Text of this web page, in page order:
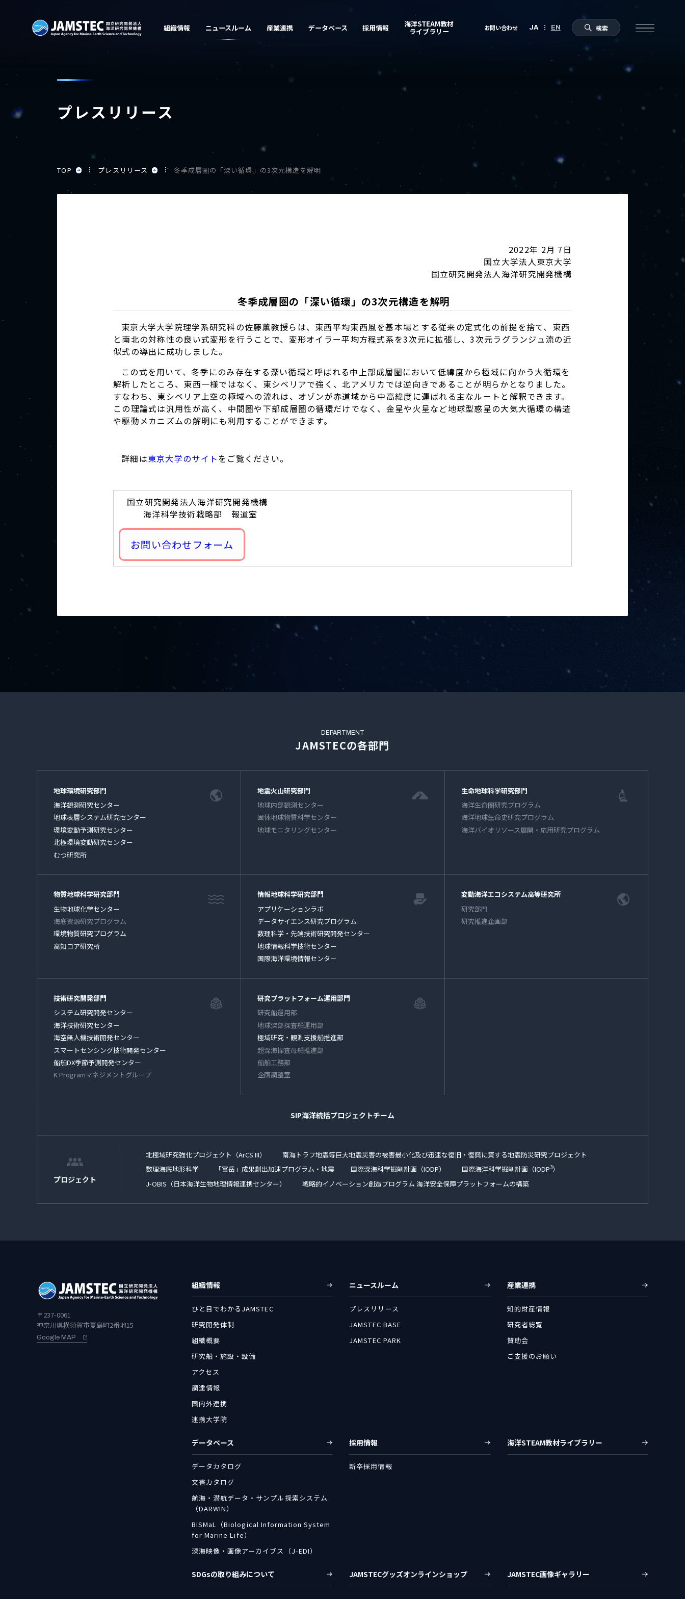
プレスリリース
TOP プレスリリース 冬季成層圏の「深い循環」の3次元構造を解明
2022年 2月 7日
国立大学法人東京大学
国立研究開発法人海洋研究開発機構
冬季成層圏の「深い循環」の3次元構造を解明
東京大学大学院理学系研究科の佐藤薫教授らは、東西平均東西風を基本場とする従来の定式化の前提を捨て、東西
と南北の対称性の良い式変形を行うことで、変形オイラー平均方程式系を3次元に拡張し、3次元ラグランジュ流の近
似式の導出に成功しました。
この式を用いて、冬季にのみ存在する深い循環と呼ばれる中上部成層圏において低緯度から極域に向かう大循環を
解析したところ、東西一様ではなく、東シベリアで強く、北アメリカでは逆向きであることが明らかとなりました。
すなわち、東シベリア上空の極域への流れは、オゾンが赤道域から中高緯度に運ばれる主なルートと解釈できます。
この理論式は汎用性が高く、中間圏や下部成層圏の循環だけでなく、金星や火星など地球型惑星の大気大循環の構造
や駆動メカニズムの解明にも利用することができます。
詳細は東京大学のサイトをご覧ください。
国立研究開発法人海洋研究開発機構
海洋科学技術戦略部 報道室
お問い合わせフォーム